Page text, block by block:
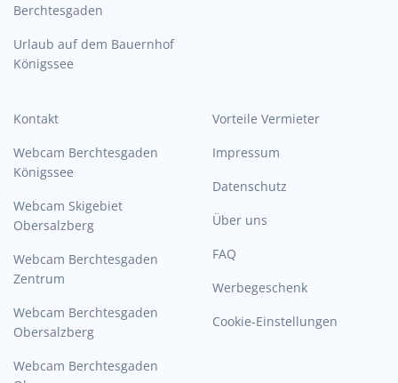
Berchtesgaden
Urlaub auf dem Bauernhof
Königssee
Kontakt
Webcam Berchtesgaden
Königssee
Webcam Skigebiet
Obersalzberg
Webcam Berchtesgaden
Zentrum
Webcam Berchtesgaden
Obersalzberg
Webcam Berchtesgaden
Vorteile Vermieter
Impressum
Datenschutz
Über uns
FAQ
Werbegeschenk
Cookie-Einstellungen